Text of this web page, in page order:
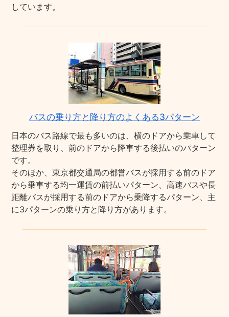
しています。
バスの乗り方と降り方のよくある3パターン
日本のバス路線で最も多いのは、横のドアから乗車して
整理券を取り、前のドアから降車する後払いのパターン
です。
そのほか、東京都交通局の都営バスが採用する前のドア
から乗車する均一運賃の前払いパターン、高速バスや長
距離バスが採用する前のドアから乗降するパターン、主
に3パターンの乗り方と降り方があります。